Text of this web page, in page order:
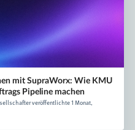
mit SupraWorx: Wie KMU
Pipeline machen
veröffentlichte 1 Monat,